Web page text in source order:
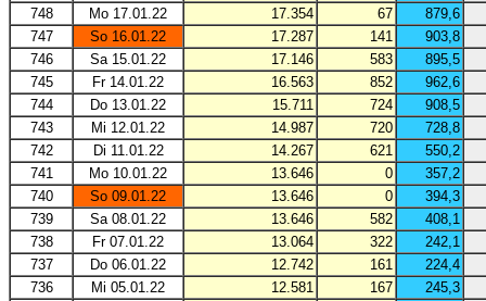
748
Mo 17.01.22 17.354 67
879,6
747
So 16.01.22 17.287 141
903,8
746
Sa 15.01.22 17.146 583
895,5
745
Fr 14.01.22 16.563 852
962,6
744
Do 13.01.22 15.711 724
908,5
743
Mi 12.01.22 14.987 720
728,8
742
Di 11.01.22 14.267 621
550,2
741
Mo 10.01.22 13.646 0
357,2
740
So 09.01.22 13.646 0
394,3
739
Sa 08.01.22 13.646 582
408,1
738
Fr 07.01.22 13.064 322
242,1
737
Do 06.01.22 12.742 161
224,4
736
Mi 05.01.22 12.581 167
245,3